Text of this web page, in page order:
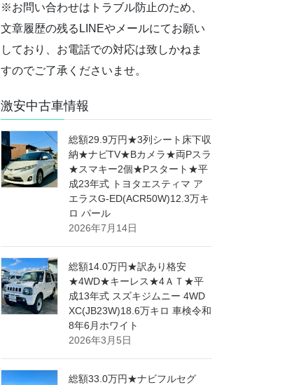
※お問い合わせはトラブル防止のため、
文章履歴の残るLINEやメールにてお願い
しており、お電話での対応は致しかねま
すのでご了承くださいませ。
激安中古車情報
総額29.9万円★3列シート床下収
納★ナビTV★Bカメラ★両Pスラ
★スマキー2個★Pスタート★平
成23年式 トヨタエスティマ ア
エラスG-ED(ACR50W)12.3万キ
ロ パール
2026年7月14日
総額14.0万円★訳あり格安
★4WD★キーレス★4ＡＴ★平
成13年式 スズキジムニー 4WD
XC(JB23W)18.6万キロ 車検令和
8年6月ホワイト
2026年3月5日
総額33.0万円★ナビフルセグ